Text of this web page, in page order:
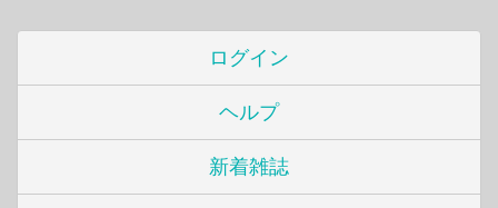
ログイン
ヘルプ
新着雑誌